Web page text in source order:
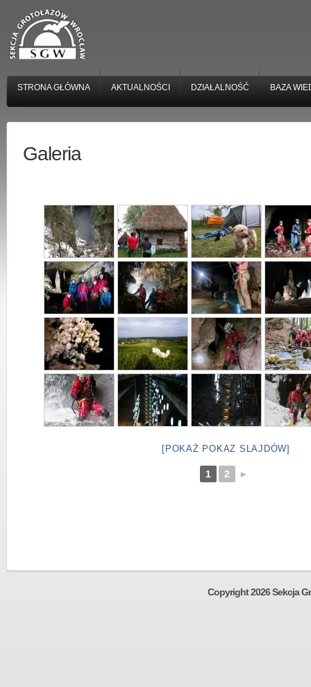
STRONA GŁÓWNA AKTUALNOŚCI DZIAŁALNOŚĆ BAZA
Galeria
[POKAŻ POKAZ SLAJDÓW]
1 2 ►
Copyright 2026 Sekcja